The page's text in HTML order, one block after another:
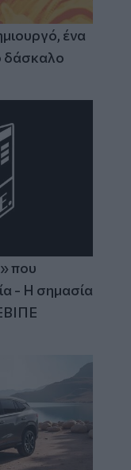
ένα
δάσκαλο
που
- Η σημασία